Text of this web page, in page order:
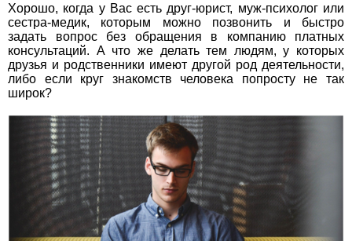
Хорошо, когда у Вас есть друг-юрист, муж-психолог или
сестра-медик, которым можно позвонить и быстро
задать вопрос без обращения в компанию платных
консультаций. А что же делать тем людям, у которых
друзья и родственники имеют другой род деятельности,
либо если круг знакомств человека попросту не так
широк?